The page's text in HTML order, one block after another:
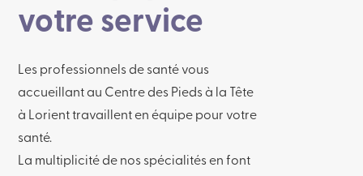
votre service
Les professionnels de santé vous
accueillant au Centre des Pieds à la Tête
à Lorient travaillent en équipe pour votre
santé.
La multiplicité de nos spécialités en font